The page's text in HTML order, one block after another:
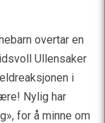
overtar en
Ullensaker
i
Nylig har
for å minne om